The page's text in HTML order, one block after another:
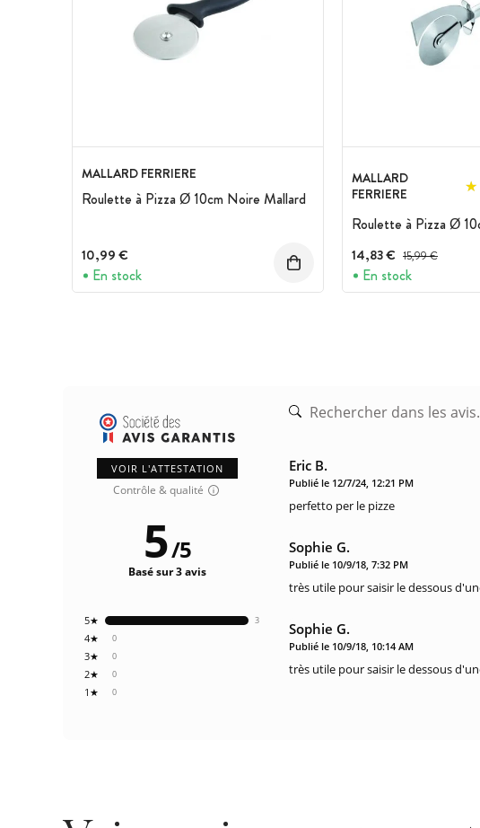
MALLARD FERRIERE
Roulette à Pizza Ø 10cm Noire Mallard
10,99 €
En stock
MALLARD
FERRIERE
Roulette à Pizza Ø
14,83 € Prix avant
15,99 €
En stock
VOIR L'ATTESTATION
Contrôle & qualité
0
1★
0
2★
0
3★
0
4★
3
5★
5/5
Basé sur 3 avis
Eric B.
Publié le 12/7/24, 12:21 PM
perfetto per le pizze
Sophie G.
Publié le 10/9/18, 7:32 PM
très utile pour saisir le dessous
Sophie G.
Publié le 10/9/18, 10:14 AM
très utile pour saisir le dessous